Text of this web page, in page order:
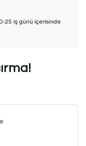
25 iş günü içerisinde